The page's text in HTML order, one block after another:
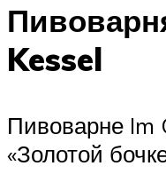
Kessel
Пивоварне Im
«Золотой